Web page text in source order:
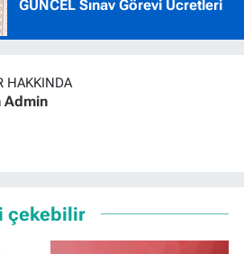
GÜNCEL Sınav Görevi Ücretleri
HAKKINDA
Admin
çekebilir